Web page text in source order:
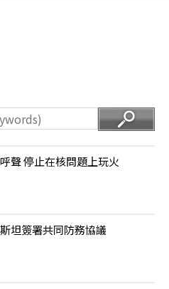
聲 停止在核問題上玩火
坦簽署共同防務協議